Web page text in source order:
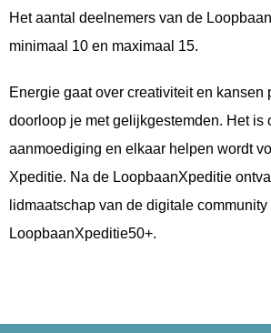
Het aantal deelnemers van de
minimaal 10 en maximaal 15.
Energie gaat over creativiteit en kansen
doorloop je met gelijkgestemden. Het is
aanmoediging en elkaar helpen wordt
Xpeditie. Na de LoopbaanXpeditie
lidmaatschap van de digitale community
LoopbaanXpeditie50+.